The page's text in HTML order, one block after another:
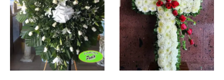
hasta
$18,000.00